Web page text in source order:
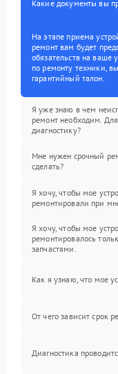
Какие документы вы
На этапе приема
ремонт вам будет
обязательств на ваше
по ремонту техники,
гарантийный талон.
Я уже знаю в чем
ремонт необходим.
диагностику?
Мне нужен срочный
сделать?
Я хочу, чтобы мое
ремонтировали при
Я хочу, чтобы мое
ремонтировалось
запчастями.
Как я узнаю, что мое
От чего зависит срок
Диагностика